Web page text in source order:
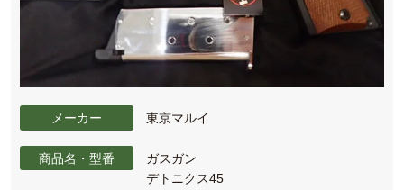
メーカー 東京マルイ
商品名・型番
ガスガン
デトニクス45